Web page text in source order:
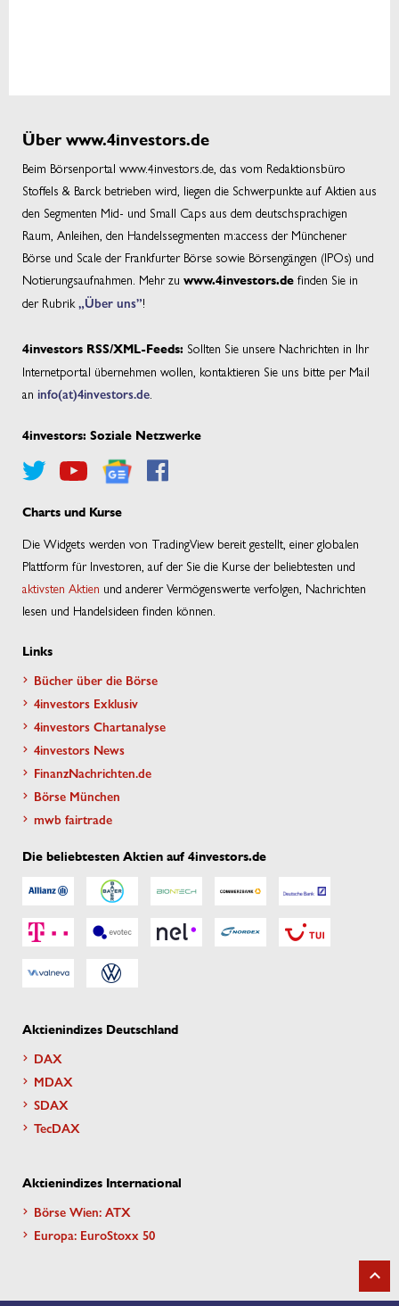
Über www.4investors.de
Beim Börsenportal www.4investors.de, das vom Redaktionsbüro
Stoffels & Barck betrieben wird, liegen die Schwerpunkte auf Aktien aus
den Segmenten Mid- und Small Caps aus dem deutschsprachigen
Raum, Anleihen, den Handelssegmenten m:access der Münchener
Börse und Scale der Frankfurter Börse sowie Börsengängen (IPOs) und
Notierungsaufnahmen. Mehr zu www.4investors.de finden Sie in
der Rubrik „Über uns”!
4investors RSS/XML-Feeds: Sollten Sie unsere Nachrichten in Ihr
Internetportal übernehmen wollen, kontaktieren Sie uns bitte per Mail
an info(at)4investors.de
4investors: Soziale Netzwerke
Charts und Kurse
Die Widgets werden von TradingView bereit gestellt, einer globalen
Plattform für Investoren, auf der Sie die Kurse der beliebtesten und
aktivsten Aktien und anderer Vermögenswerte verfolgen, Nachrichten
lesen und Handelsideen finden können.
Links
Bücher über die Börse
4investors Exklusiv
4investors Chartanalyse
4investors News
FinanzNachrichten.de
Börse München
mwb fairtrade
Die beliebtesten Aktien auf 4investors.de
Aktienindizes Deutschland
DAX
MDAX
SDAX
TecDAX
Aktienindizes International
Börse Wien: ATX
Europa: EuroStoxx 50